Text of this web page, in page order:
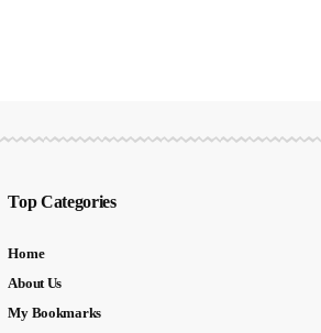
Top Categories
Home
About Us
My Bookmarks